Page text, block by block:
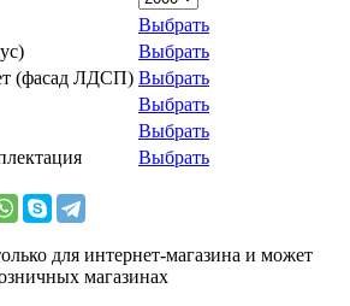
Выбрать
Выбрать
(фасад ЛДСП) Выбрать
Выбрать
Выбрать
Выбрать
для интернет-магазина и может
магазинах